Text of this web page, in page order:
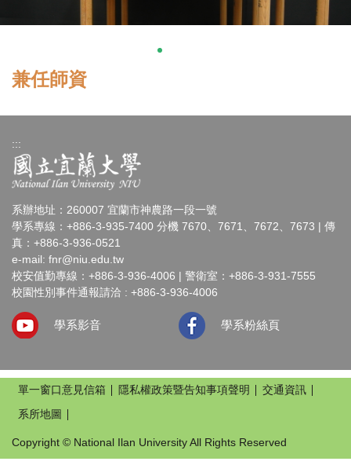
兼任師資
:::
系辦地址：260007 宜蘭市神農路一段一號
學系專線：+886-3-935-7400 分機 7670、7671、7672、7673 | 傳
真：+886-3-936-0521
e-mail: fnr@niu.edu.tw
校安值勤專線：+886-3-936-4006 | 警衛室：+886-3-931-7555
校園性別事件通報請洽 : +886-3-936-4006
學系影音 學系粉絲頁
單一窗口意見信箱 隱私權政策暨告知事項聲明
交通資訊
系所地圖
Copyright © National Ilan University All Rights Reserved